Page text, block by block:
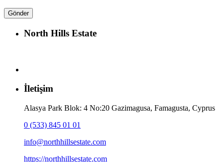
North Hills Estate
İletişim
Alasya Park Blok: 4 No:20 Gazimagusa, Famagusta, Cyprus
0 (533) 845 01 01
info@northhillsestate.com
https://northhillsestate.com